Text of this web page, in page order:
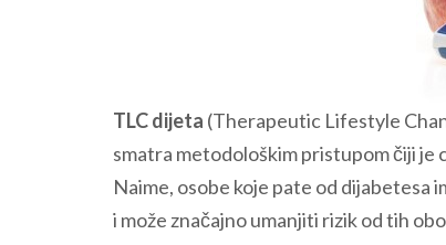
TLC dijeta (Therapeutic Lifestyle
smatra metodološkim pristupom čiji je
Naime, osobe koje pate od dijabetesa
i može značajno umanjiti rizik od tih